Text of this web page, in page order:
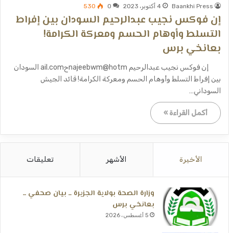
Baankhi Press 4 أكتوبر، 2023 0
530
إن فوكس نجيب عبدالرحيم السودان بين إفراط
التسلط وأوهام الحسم ومعركة الكرامة!
بعانخي برس
إن فوكس نجيب عبدالرحيم najeebwm@hotmحail.com السودان
بين إفراط التسلط وأوهام الحسم ومعركة الكرامة! قائد الجيش
السوداني…
أكمل القراءة »
الأخيرة الأشهر تعليقات
وزارة الصحة بولاية الجزيرة ــ بيان صحفي ــ
بعانخي برس
5 أغسطس، 2026